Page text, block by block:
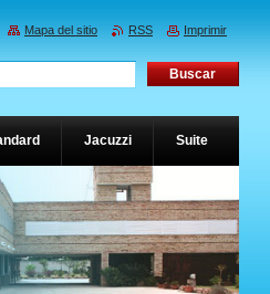
Jacuzzi Suite
Mapa del sitio RSS Imprimir